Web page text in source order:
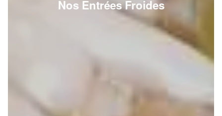
Nos Entrées Froides